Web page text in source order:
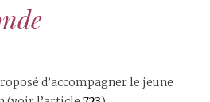
d’accompagner le jeune